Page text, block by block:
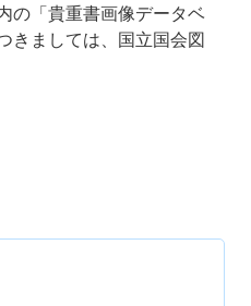
の「貴重書画像データベ
きましては、国立国会図